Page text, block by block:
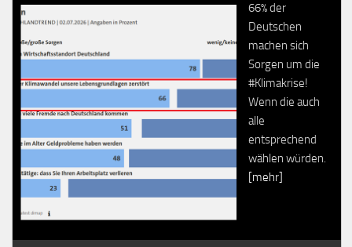
66% der
Deutschen
machen sich
Sorgen um die
#Klimakrise!
Wenn die auch
alle
entsprechend
wählen würden.
[mehr]